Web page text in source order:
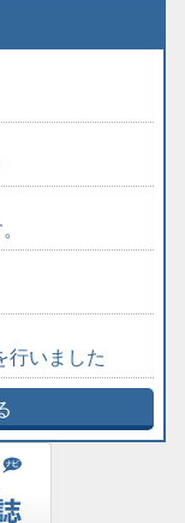
行いました